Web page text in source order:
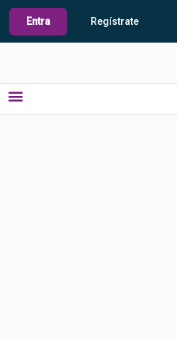
Entra Regístrate